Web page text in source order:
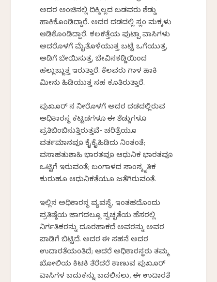
ಅದರ ಅಂಚಿನಲ್ಲಿ ದಿಕ್ಕಿಲ್ಲದ ಬಡವರು ಶೆಡ್ಡು
ಹಾಕಿಕೊಂಡಿದ್ದಾರೆ. ಅದರ ದಡದಲ್ಲಿ ಸ್ಲಂ ಮಕ್ಕಳು
ಆಡಿಕೊಂಡಿದ್ದಾರೆ. ಕಲಕತ್ತೆಯ ಫುಟ್ಪಾತ್ ವಾಸಿಗಳು
ಅದರೊಳಗೆ ಮೈತೊಳೆಯುತ್ತ ಬಟ್ಟೆ ಒಗೆಯುತ್ತ,
ಅಡಿಗೆ ಬೇಯಿಸುತ್ತ, ಬೇವಿನಕಡ್ಡಿಯಿಂದ
ಹಲ್ಲುಜ್ಜುತ್ತ ಇರುತ್ತಾರೆ. ಕೆಲವರು ಗಾಳ ಹಾಕಿ
ಮೀನು ಹಿಡಿಯುತ್ತ ಸಹ ಕೂತಿರುತ್ತಾರೆ.
ಪುಖೂರ್ ನ ನೀರೊಳಗೆ ಅದರ ದಡದಲ್ಲಿರುವ
ಅಧಿಕಾರಸ್ಥ ಕಟ್ಟಡಗಳೂ ಈ ಶೆಡ್ಡುಗಳೂ
ಪ್ರತಿಬಿಂಬಿಸುತ್ತಿರುತ್ತವೆ- ಚರಿತ್ರೆಯೂ
ವರ್ತಮಾನವೂ ಕೈಕೈಹಿಡಿದು ನಿಂತಂತೆ;
ವಸಾಹತುಶಾಹಿ ಭಾರತವೂ ಆಧುನಿಕ ಭಾರತವೂ
ಒಟ್ಟಿಗೆ ಇರುವಂತೆ; ಬಂಗಾಳದ ಸಾಂಸ್ಕೃತಿಕ
ಕುರುಹೂ ಆಧುನಿಕತೆಯೂ ಜತೆಗಿರುವಂತೆ.
ಇಲ್ಲಿನ ಅಧಿಕಾರಸ್ಥ ವ್ಯವಸ್ಥೆ, ಇಂತಹದೊಂದು
ಪ್ರತಿಷ್ಠೆಯ ಜಾಗದಲ್ಲೂ ಸ್ವಚ್ಛತೆಯ ಹೆಸರಲ್ಲಿ
ನಿರ್ಗತಿಕರನ್ನು ದೂರಹಾಕದೆ ಅವರನ್ನು ಅವರ
ಪಾಡಿಗೆ ಬಿಟ್ಟಿದೆ. ಅದರ ಈ ಸಹನೆ ಅದರ
ಉದಾರತೆಯಂತಿದೆ; ಆದರೆ ಅಧಿಕಾರಸ್ಥರು ತಮ್ಮ
ಖೋಲಿಯ ಕಿಟಕಿ ತೆರೆದರೆ ಕಾಣುವ ಪುಖೂರ್
ವಾಸಿಗಳ ಬದುಕನ್ನು ಬದಲಿಸಲು, ಈ ಉದಾರತೆ